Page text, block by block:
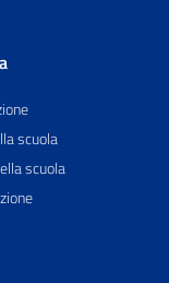
scuola
scuola